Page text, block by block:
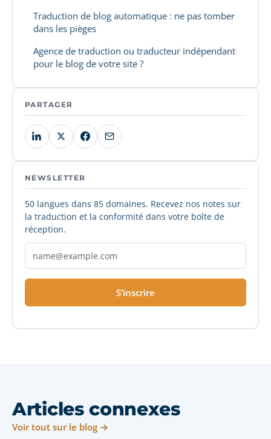
Traduction de blog automatique : ne pas tomber
dans les pièges
Agence de traduction ou traducteur indépendant
pour le blog de votre site ?
PARTAGER
NEWSLETTER
50 langues dans 85 domaines. Recevez nos notes sur
la traduction et la conformité dans votre boîte de
réception.
S’inscrire
Articles connexes
Voir tout sur le blog →